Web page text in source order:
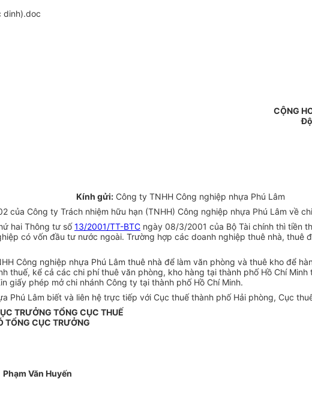
dinh).doc
CỘNG
Kính gửi: Công ty TNHH Công nghiệp nhựa Phú Lâm
của Công ty Trách nhiệm hữu hạn (TNHH) Công nghiệp nhựa Phú Lâm về
hai Thông tư số13/2001/TT-BTC ngày 08/3/2001 của Bộ Tài chính thì tiền
có vốn đầu tư nước ngoài. Trường hợp các doanh nghiệp thuê nhà,
Công nghiệp nhựa Phú Lâm thuê nhà để làm văn phòng và thuê kho để
thuế, kể cả các chi phí thuê văn phòng, kho hàng tại thành phố Hồ Chí
giấy phép mở chi nhánh Công ty tại thành phố Hồ Chí Minh.
Phú Lâm biết và liên hệ trực tiếp với Cục thuế thành phố Hải phòng, Cục
TRƯỞNG TỔNG CỤC THUẾ
TỔNG CỤC TRƯỞNG
Phạm Văn Huyến